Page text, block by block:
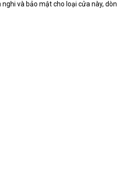
và bảo mật cho loại cửa này,